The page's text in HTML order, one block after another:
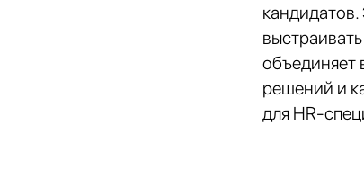
объединяет
решений и
для HR-
Согласие
и
Политикой в отношении